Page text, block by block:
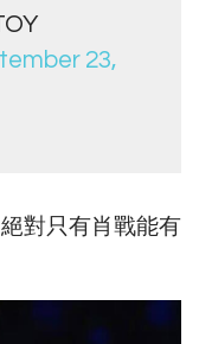
23,
對只有肖戰能有